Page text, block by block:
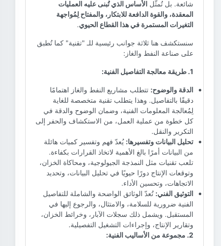
شائعة. بل تُمثّل الأساس الذي تُبنى عليه العمليات
المعقدة، والقوة الدافعة للابتكار، والمفتاح لِمُواجهة
التغيرات المستمرة في هذا القطاع الحيوي.
سنستكشف هنا ثلاثة جوانب رئيسية للـ "تقنية" كما تُطبق
على صناعة النفط والغاز:
1. طريقة معالجة التفاصيل الفنية:
الدقة والوضوح: تتطلب مشاريع النفط والغاز اهتمامًا
دقيقًا بالتفاصيل. وهذا يتطلب تقنية متخصصة للغاية
لِمُعالجة المعلومات الفنية، وضمان الوضوح والدقة في
كل خطوة من عملية العمل، من الاستكشاف والحفر إلى
التكرير والنقل.
تحليل البيانات وتفسيرها: يُعدّ فهم وتفسير كميات هائلة
من البيانات أمرًا بالغ الأهمية لاتخاذ القرارات بكفاءة.
تلعب تقنيات مثل النمذجة الجيولوجية، ومحاكاة الخزان،
وتوقعات الإنتاج دورًا حيويًا في تحليل البيانات، وتحديد
الاتجاهات، وتحسين الأداء.
التوثيق الفني: تُعدّ الوثائق الواضحة والشاملة للتفاصيل
الفنية ضرورية للسلامة، والامتثال، والرجوع إليها في
المستقبل. ويشمل ذلك سجلات الآبار، وخرائط الخزان،
وتقارير الإنتاج، وإجراءات التشغيل التفصيلية.
2. مجموعة من الأساليب الفنية: